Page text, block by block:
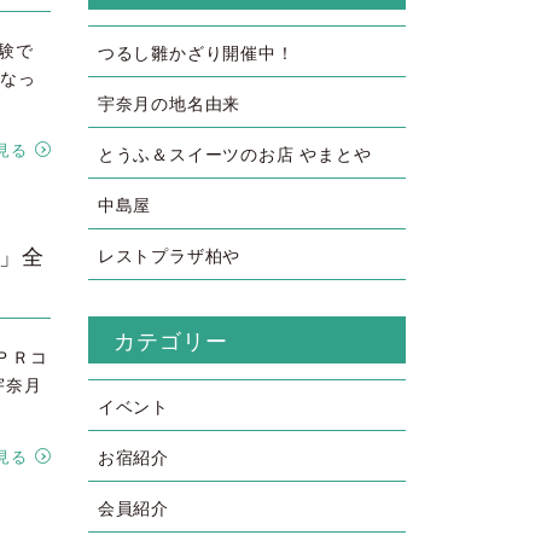
で
っ
る
全
Ｒコ
月
る
つるし雛かざり開催中！
宇奈月の地名由来
とうふ＆スイーツのお店 やまとや
中島屋
レストプラザ柏や
カテゴリー
イベント
お宿紹介
会員紹介